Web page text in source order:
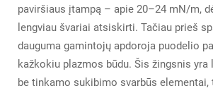
paviršiaus įtampą – apie 20–24 mN/m,
lengviau švariai atsiskirti. Tačiau prieš
dauguma gamintojų apdoroja puodelio
kažkokiu plazmos būdu. Šis žingsnis yra
be tinkamo sukibimo svarbūs elementai,